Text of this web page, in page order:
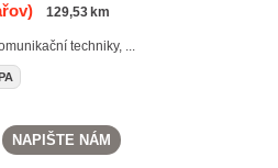
129,53 km
techniky, ...
NAPIŠTE NÁM